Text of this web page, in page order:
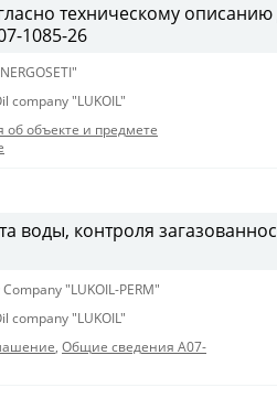
техническому
1085-26
company "LUKOIL"
объекте и предмете
воды, контроля
"LUKOIL-PERM"
company "LUKOIL"
, Общие сведения A07-